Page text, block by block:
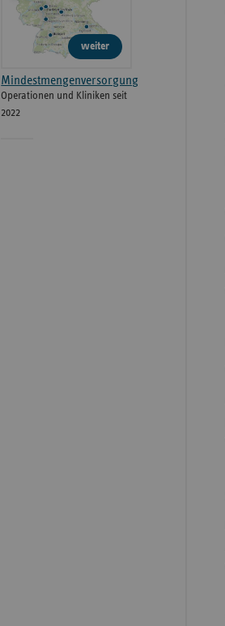
weiter
Mindestmengenversorgung
Operationen und Kliniken seit
2022